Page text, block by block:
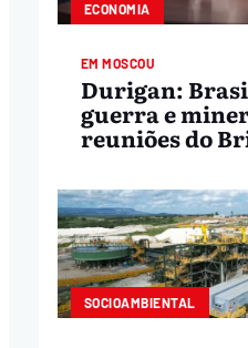
ECONOMIA
EM MOSCOU
Durigan:
guerra e
reuniões do
SOCIOAMBIENTAL